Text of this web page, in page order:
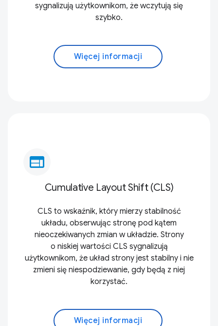
sygnalizują użytkownikom, że wczytują się
szybko.
Więcej informacji
web
Cumulative Layout Shift (CLS)
CLS to wskaźnik, który mierzy stabilność
układu, obserwując stronę pod kątem
nieoczekiwanych zmian w układzie. Strony
o niskiej wartości CLS sygnalizują
użytkownikom, że układ strony jest stabilny i nie
zmieni się niespodziewanie, gdy będą z niej
korzystać.
Więcej informacji